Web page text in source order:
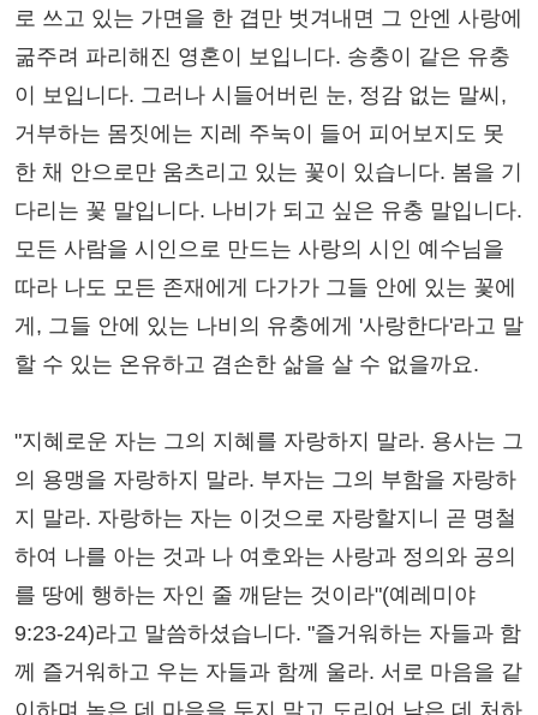
로 쓰고 있는 가면을 한 겹만 벗겨내면 그 안엔 사랑에
굶주려 파리해진 영혼이 보입니다. 송충이 같은 유충
이 보입니다. 그러나 시들어버린 눈, 정감 없는 말씨,
거부하는 몸짓에는 지레 주눅이 들어 피어보지도 못
한 채 안으로만 움츠리고 있는 꽃이 있습니다. 봄을 기
다리는 꽃 말입니다. 나비가 되고 싶은 유충 말입니다.
모든 사람을 시인으로 만드는 사랑의 시인 예수님을
따라 나도 모든 존재에게 다가가 그들 안에 있는 꽃에
게, 그들 안에 있는 나비의 유충에게 '사랑한다'라고 말
할 수 있는 온유하고 겸손한 삶을 살 수 없을까요.
"지혜로운 자는 그의 지혜를 자랑하지 말라. 용사는 그
의 용맹을 자랑하지 말라. 부자는 그의 부함을 자랑하
지 말라. 자랑하는 자는 이것으로 자랑할지니 곧 명철
하여 나를 아는 것과 나 여호와는 사랑과 정의와 공의
를 땅에 행하는 자인 줄 깨닫는 것이라"(예레미야
9:23-24)라고 말씀하셨습니다. "즐거워하는 자들과 함
께 즐거워하고 우는 자들과 함께 울라. 서로 마음을 같